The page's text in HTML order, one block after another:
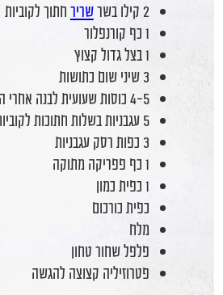
2 קילו בשר שריר חתוך לקוביות
1 כף קורנפלור
1 בצל גדול קצוץ
3 שיני שום כתושות
4-5 כוסות שעועית לבנה אחרי השרייה
5 עגבניות בשלות חתוכות לקוביות
3 כפות רסק עגבניות
1 כף פפריקה מתוקה
1 כפית כמון
כפית כורכום
מלח
פלפל שחור טחון
פטרוזיליה קצוצה להגשה